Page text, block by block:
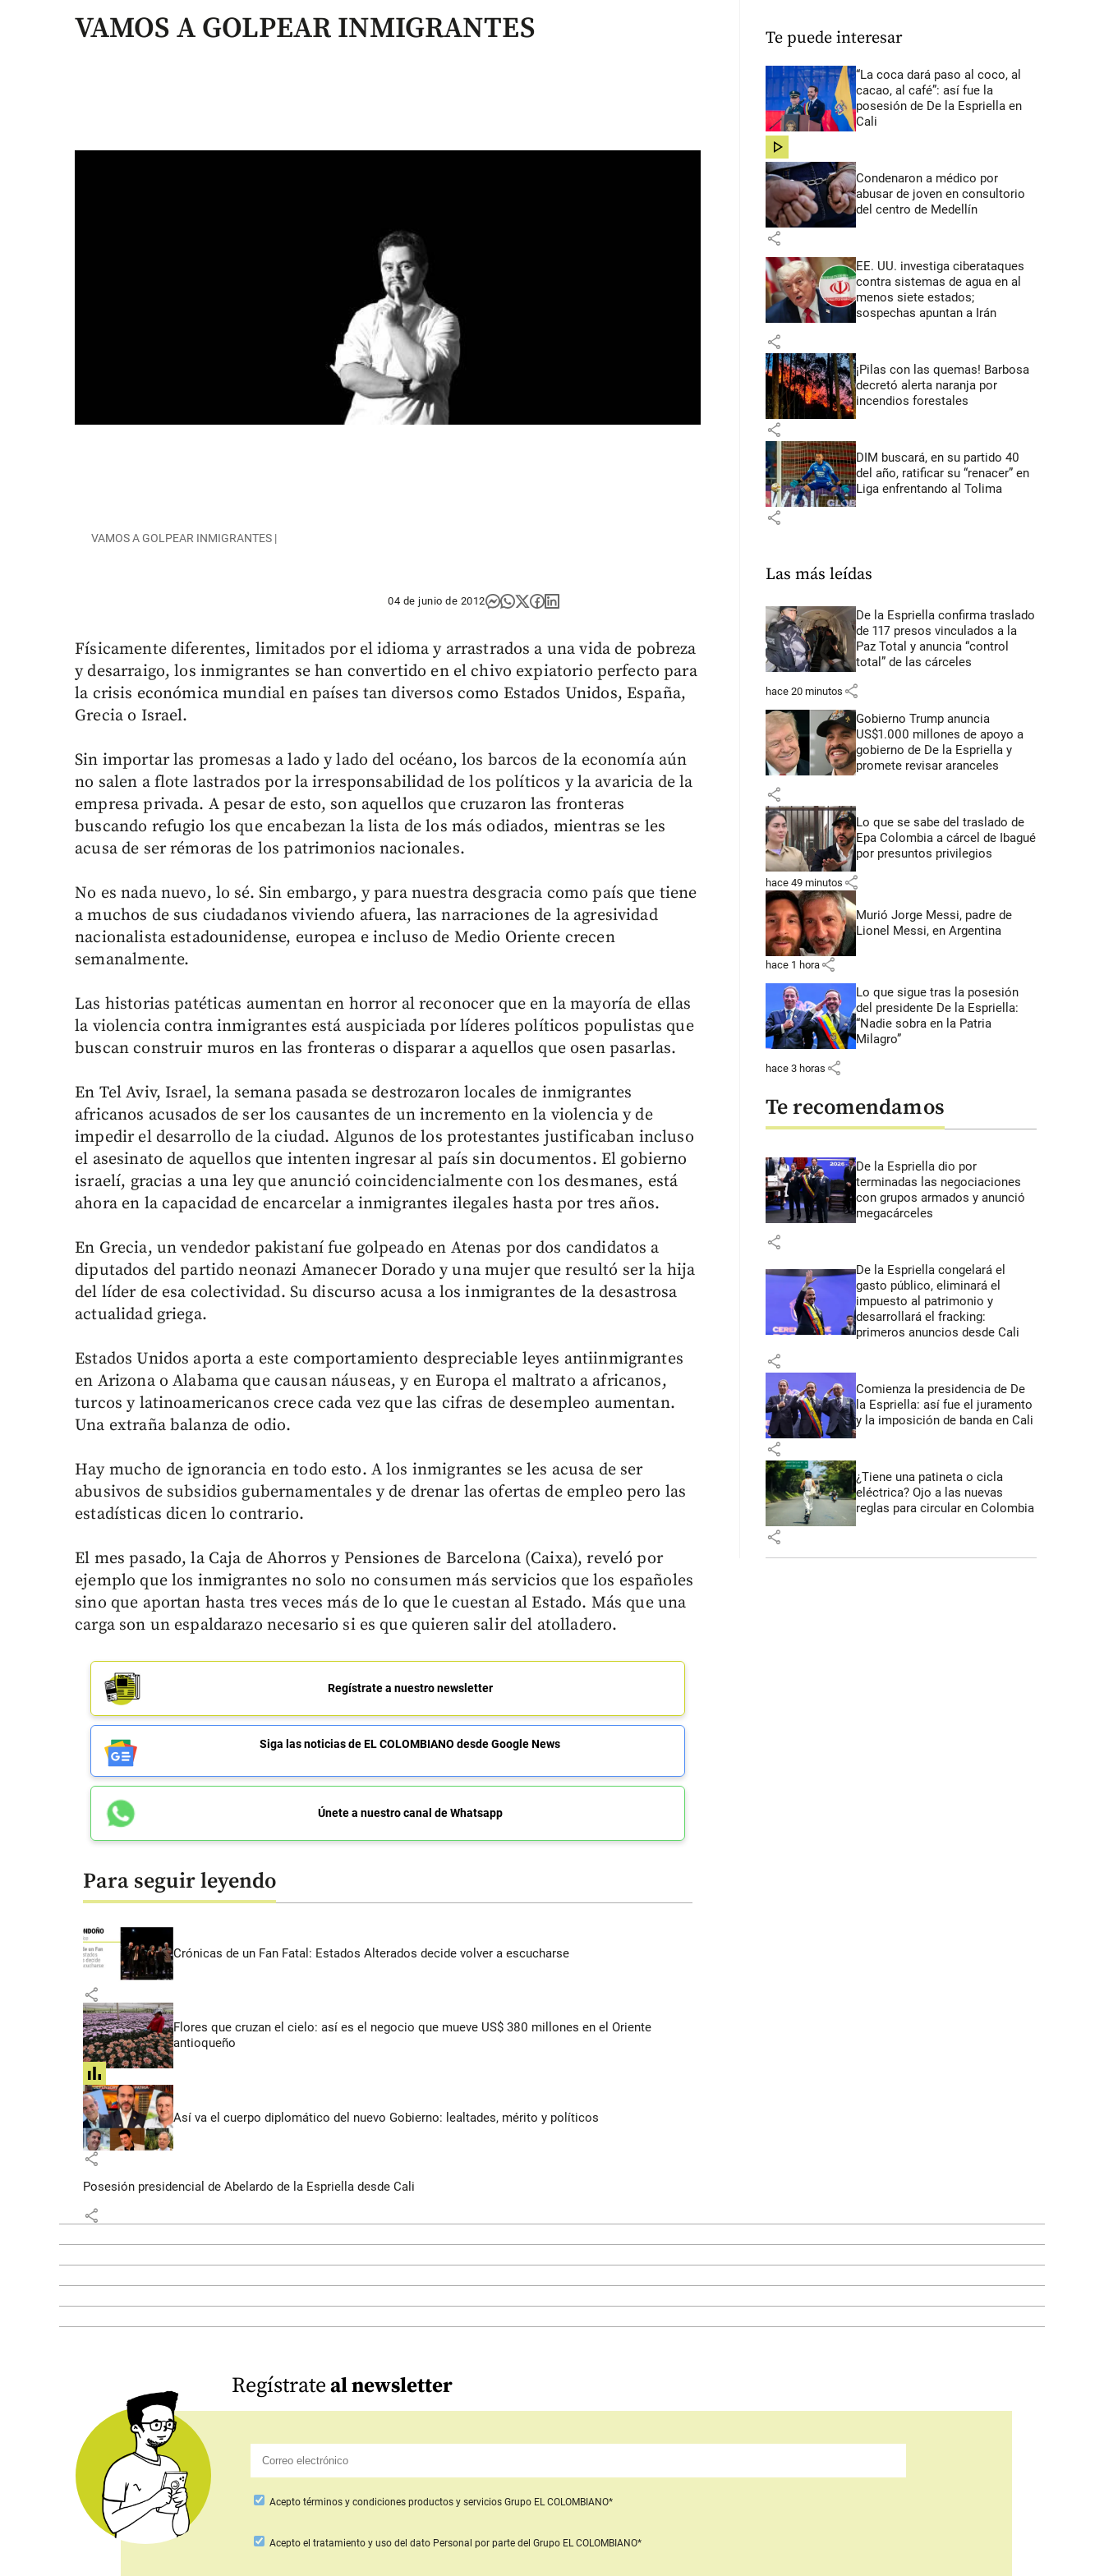
VAMOS A GOLPEAR INMIGRANTES
VAMOS A GOLPEAR INMIGRANTES |
04 de junio de 2012
Físicamente diferentes, limitados por el idioma y arrastrados a una vida de pobreza
y desarraigo, los inmigrantes se han convertido en el chivo expiatorio perfecto para
la crisis económica mundial en países tan diversos como Estados Unidos, España,
Grecia o Israel.
Sin importar las promesas a lado y lado del océano, los barcos de la economía aún
no salen a flote lastrados por la irresponsabilidad de los políticos y la avaricia de la
empresa privada. A pesar de esto, son aquellos que cruzaron las fronteras
buscando refugio los que encabezan la lista de los más odiados, mientras se les
acusa de ser rémoras de los patrimonios nacionales.
No es nada nuevo, lo sé. Sin embargo, y para nuestra desgracia como país que tiene
a muchos de sus ciudadanos viviendo afuera, las narraciones de la agresividad
nacionalista estadounidense, europea e incluso de Medio Oriente crecen
semanalmente.
Las historias patéticas aumentan en horror al reconocer que en la mayoría de ellas
la violencia contra inmigrantes está auspiciada por líderes políticos populistas que
buscan construir muros en las fronteras o disparar a aquellos que osen pasarlas.
En Tel Aviv, Israel, la semana pasada se destrozaron locales de inmigrantes
africanos acusados de ser los causantes de un incremento en la violencia y de
impedir el desarrollo de la ciudad. Algunos de los protestantes justificaban incluso
el asesinato de aquellos que intenten ingresar al país sin documentos. El gobierno
israelí, gracias a una ley que anunció coincidencialmente con los desmanes, está
ahora en la capacidad de encarcelar a inmigrantes ilegales hasta por tres años.
En Grecia, un vendedor pakistaní fue golpeado en Atenas por dos candidatos a
diputados del partido neonazi Amanecer Dorado y una mujer que resultó ser la hija
del líder de esa colectividad. Su discurso acusa a los inmigrantes de la desastrosa
actualidad griega.
Estados Unidos aporta a este comportamiento despreciable leyes antiinmigrantes
en Arizona o Alabama que causan náuseas, y en Europa el maltrato a africanos,
turcos y latinoamericanos crece cada vez que las cifras de desempleo aumentan.
Una extraña balanza de odio.
Hay mucho de ignorancia en todo esto. A los inmigrantes se les acusa de ser
abusivos de subsidios gubernamentales y de drenar las ofertas de empleo pero las
estadísticas dicen lo contrario.
El mes pasado, la Caja de Ahorros y Pensiones de Barcelona (Caixa), reveló por
ejemplo que los inmigrantes no solo no consumen más servicios que los españoles
sino que aportan hasta tres veces más de lo que le cuestan al Estado. Más que una
carga son un espaldarazo necesario si es que quieren salir del atolladero.
Regístrate a nuestro newsletter
Siga las noticias de EL COLOMBIANO desde Google News
Únete a nuestro canal de Whatsapp
Para seguir leyendo
Crónicas de un Fan Fatal: Estados Alterados decide volver a escucharse
share
Flores que cruzan el cielo: así es el negocio que mueve US$ 380 millones en el Oriente
antioqueño
share
Así va el cuerpo diplomático del nuevo Gobierno: lealtades, mérito y políticos
share
Posesión presidencial de Abelardo de la Espriella desde Cali
share
Te puede interesar
“La coca dará paso al coco, al
cacao, al café”: así fue la
posesión de De la Espriella en
Cali
share
Condenaron a médico por
abusar de joven en consultorio
del centro de Medellín
share
EE. UU. investiga ciberataques
contra sistemas de agua en al
menos siete estados;
sospechas apuntan a Irán
share
¡Pilas con las quemas! Barbosa
decretó alerta naranja por
incendios forestales
share
DIM buscará, en su partido 40
del año, ratificar su “renacer” en
Liga enfrentando al Tolima
share
Las más leídas
De la Espriella confirma traslado
de 117 presos vinculados a la
Paz Total y anuncia “control
total” de las cárceles
hace 20 minutos share
Gobierno Trump anuncia
US$1.000 millones de apoyo a
gobierno de De la Espriella y
promete revisar aranceles
share
Lo que se sabe del traslado de
Epa Colombia a cárcel de Ibagué
por presuntos privilegios
hace 49 minutos share
Murió Jorge Messi, padre de
Lionel Messi, en Argentina
hace 1 hora share
Lo que sigue tras la posesión
del presidente De la Espriella:
“Nadie sobra en la Patria
Milagro”
hace 3 horas share
Te recomendamos
De la Espriella dio por
terminadas las negociaciones
con grupos armados y anunció
megacárceles
share
De la Espriella congelará el
gasto público, eliminará el
impuesto al patrimonio y
desarrollará el fracking:
primeros anuncios desde Cali
share
Comienza la presidencia de De
la Espriella: así fue el juramento
y la imposición de banda en Cali
share
¿Tiene una patineta o cicla
eléctrica? Ojo a las nuevas
reglas para circular en Colombia
share
Regístrateal newsletter
Acepto términos y condiciones productos y servicios Grupo EL COLOMBIANO*
Aceptoel tratamiento y uso del dato Personal por parte del Grupo EL COLOMBIANO*